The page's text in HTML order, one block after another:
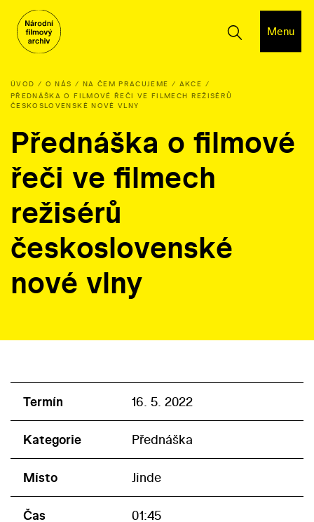
Menu
ÚVOD O NÁS NA ČEM PRACUJEME
AKCE
PŘEDNÁŠKA O FILMOVÉ ŘEČI VE FILMECH REŽISÉRŮ
ČESKOSLOVENSKÉ NOVÉ VLNY
Přednáška o filmové
řeči ve filmech
režisérů
československé
nové vlny
Termín 16. 5. 2022
Kategorie Přednáška
Místo Jinde
Čas 01:45